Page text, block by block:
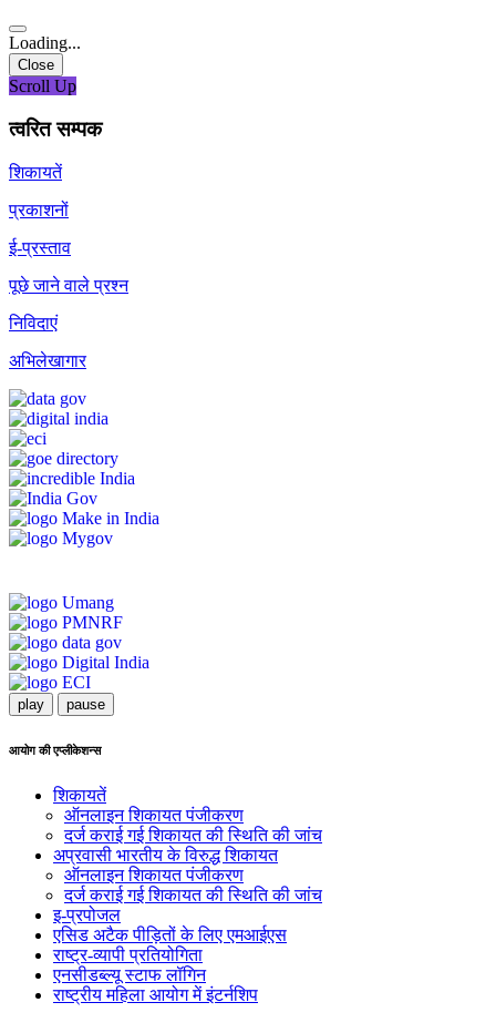
Loading...
Close
Scroll Up
त्वरित सम्पक
शिकायतें
प्रकाशनों
ई-प्रस्ताव
पूछे जाने वाले प्रश्न
निविदाएं
अभिलेखागार
play pause
आयोग की एप्लीकेशन्स
शिकायतें
ऑनलाइन शिकायत पंजीकरण
दर्ज कराई गई शिकायत की स्थिति की जांच
अप्रवासी भारतीय के विरुद्ध शिकायत
ऑनलाइन शिकायत पंजीकरण
दर्ज कराई गई शिकायत की स्थिति की जांच
इ-प्रपोजल
एसिड अटैक पीड़ितों के लिए एमआईएस
राष्ट्र-व्यापी प्रतियोगिता
एनसीडब्ल्यू स्टाफ लॉगिन
राष्ट्रीय महिला आयोग में इंटर्नशिप